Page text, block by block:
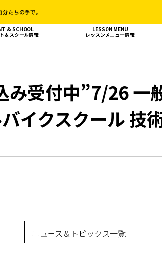
& SCHOOL
＆スクール情報
LESSON MENU
レッスンメニュー情報
み受付中”7/26 一
バイクスクール 技
ニュース＆トピックス一覧